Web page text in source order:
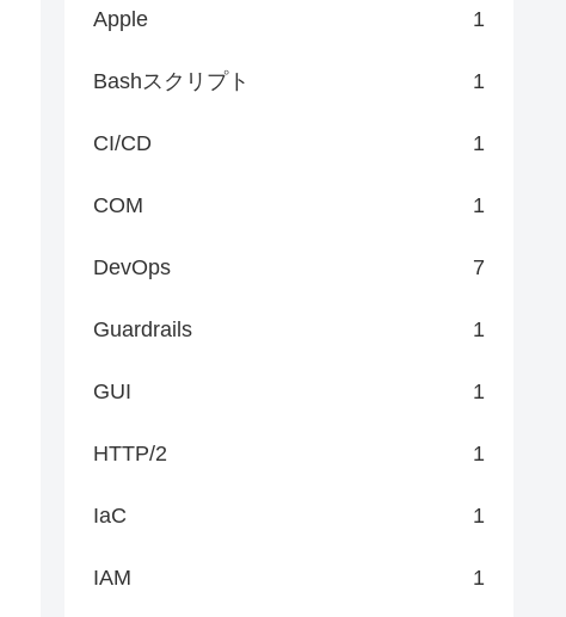
Apple 1
Bashスクリプト 1
CI/CD 1
COM 1
DevOps 7
Guardrails 1
GUI 1
HTTP/2 1
IaC 1
IAM 1